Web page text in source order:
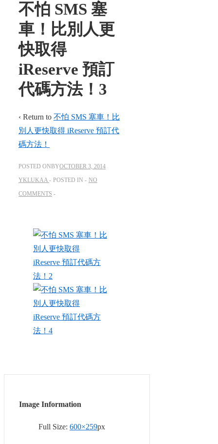
不怕 SMS 塞
車！比別人更
快取得
iReserve 預訂
代碼方法！3
‹ Return to 不怕 SMS 塞車！比
別人更快取得 iReserve 預訂代
碼方法！
POSTED ONBYOCTOBER 3, 2014
YKLUKAA
POSTED IN
NO
COMMENTS
Image Information
Full Size: 600×259px